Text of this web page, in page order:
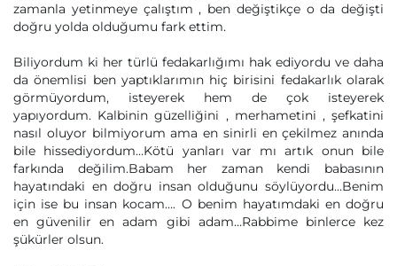
zamanla yetinmeye çalıştım , ben değiştikçe o da değişti
doğru yolda olduğumu fark ettim.
Biliyordum ki her türlü fedakarlığımı hak ediyordu ve daha
da önemlisi ben yaptıklarımın hiç birisini fedakarlık olarak
görmüyordum, isteyerek hem de çok isteyerek
yapıyordum. Kalbinin güzelliğini , merhametini , şefkatini
nasıl oluyor bilmiyorum ama en sinirli en çekilmez anında
bile hissediyordum…Kötü yanları var mı artık onun bile
farkında değilim.Babam her zaman kendi babasının
hayatındaki en doğru insan olduğunu söylüyordu…Benim
için ise bu insan kocam…. O benim hayatımdaki en doğru
en güvenilir en adam gibi adam…Rabbime binlerce kez
şükürler olsun.